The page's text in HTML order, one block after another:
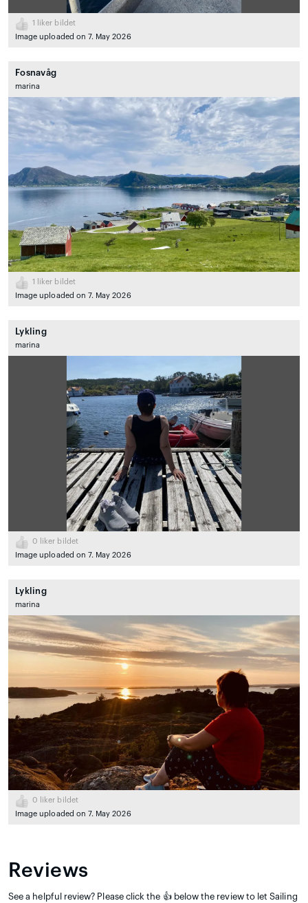
1
liker bildet
Image uploaded on 7. May 2026
Fosnavåg
marina
1
liker bildet
Image uploaded on 7. May 2026
Lykling
marina
0 liker bildet
Image uploaded on 7. May 2026
Lykling
marina
0 liker bildet
Image uploaded on 7. May 2026
Reviews
See a helpful review? Please click the 👍 below the review to let Sailing